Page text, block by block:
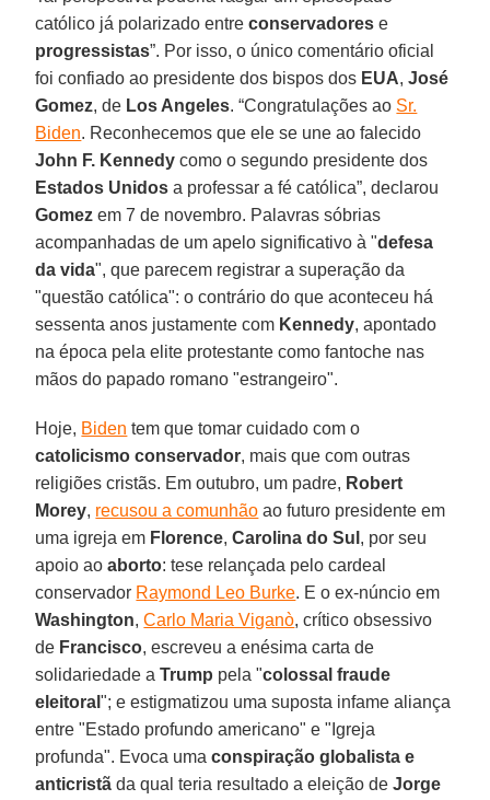
católico já polarizado entreconservadores e
progressistas”. Por isso, o único comentário oficial
foi confiado ao presidente dos bispos dos EUA,José
Gomez, de Los Angeles. “Congratulações ao Sr.
Biden. Reconhecemos que ele se une ao falecido
John F. Kennedy como o segundo presidente dos
Estados Unidos a professar a fé católica”, declarou
Gomez em 7 de novembro. Palavras sóbrias
acompanhadas de um apelo significativo à "defesa
da vida", que parecem registrar a superação da
"questão católica": o contrário do que aconteceu há
sessenta anos justamente com Kennedy, apontado
na época pela elite protestante como fantoche nas
mãos do papado romano "estrangeiro".
Hoje, Biden tem que tomar cuidado com o
catolicismo conservador, mais que com outras
religiões cristãs. Em outubro, um padre, Robert
Morey, recusou a comunhão ao futuro presidente em
uma igreja em Florence,Carolina do Sul , por seu
apoio aoaborto: tese relançada pelo cardeal
conservador Raymond Leo Burke. E o ex-núncio em
Washington,Carlo Maria Viganò, crítico obsessivo
de Francisco, escreveu a enésima carta de
solidariedade aTrump pela "colossal fraude
eleitoral"; e estigmatizou uma suposta infame aliança
entre "Estado profundo americano" e "Igreja
profunda". Evoca umaconspiração globalista e
anticristã da qual teria resultado a eleição deJorge